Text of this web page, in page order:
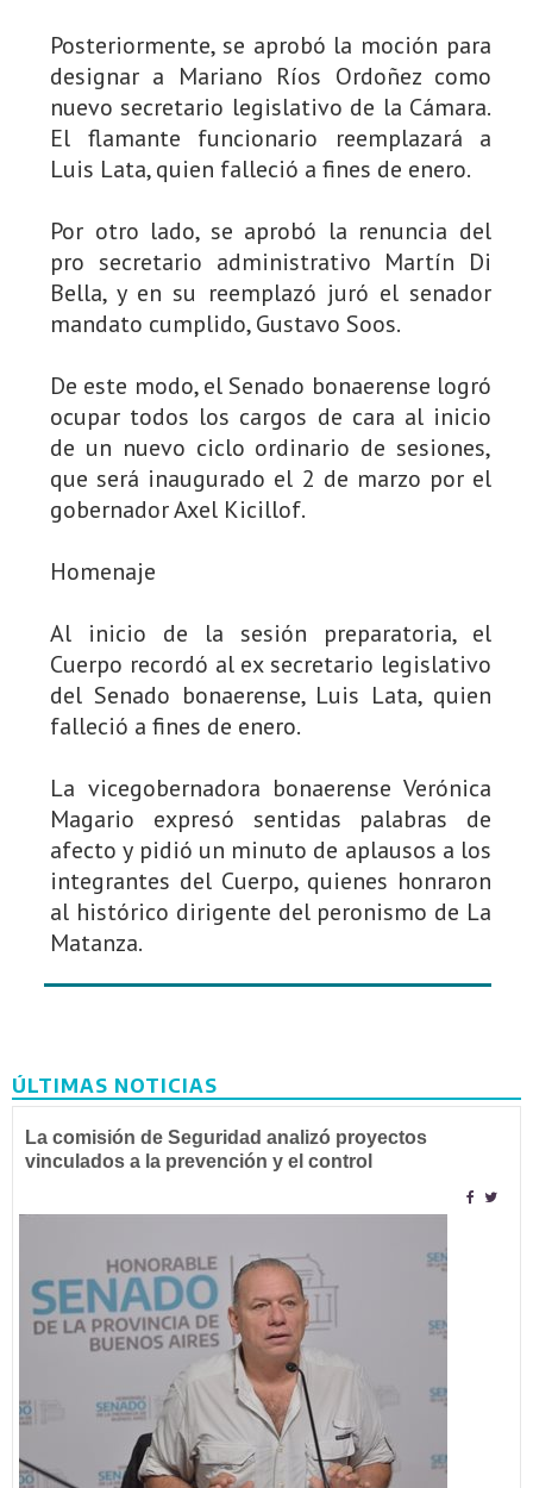
Posteriormente, se aprobó la moción para
designar a Mariano Ríos Ordoñez como
nuevo secretario legislativo de la Cámara.
El flamante funcionario reemplazará a
Luis Lata, quien falleció a fines de enero.
Por otro lado, se aprobó la renuncia del
pro secretario administrativo Martín Di
Bella, y en su reemplazó juró el senador
mandato cumplido, Gustavo Soos.
De este modo, el Senado bonaerense logró
ocupar todos los cargos de cara al inicio
de un nuevo ciclo ordinario de sesiones,
que será inaugurado el 2 de marzo por el
gobernador Axel Kicillof.
Homenaje
Al inicio de la sesión preparatoria, el
Cuerpo recordó al ex secretario legislativo
del Senado bonaerense, Luis Lata, quien
falleció a fines de enero.
La vicegobernadora bonaerense Verónica
Magario expresó sentidas palabras de
afecto y pidió un minuto de aplausos a los
integrantes del Cuerpo, quienes honraron
al histórico dirigente del peronismo de La
Matanza.
ÚLTIMAS NOTICIAS
La comisión de Seguridad analizó proyectos
vinculados a la prevención y el control